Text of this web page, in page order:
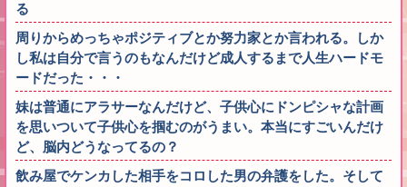
る
周りからめっちゃポジティブとか努力家とか言われる。しか
し私は自分で言うのもなんだけど成人するまで人生ハードモ
ードだった・・・
妹は普通にアラサーなんだけど、子供心にドンピシャな計画
を思いついて子供心を掴むのがうまい。本当にすごいんだけ
ど、脳内どうなってるの？
飲み屋でケンカした相手をコロした男の弁護をした。そして